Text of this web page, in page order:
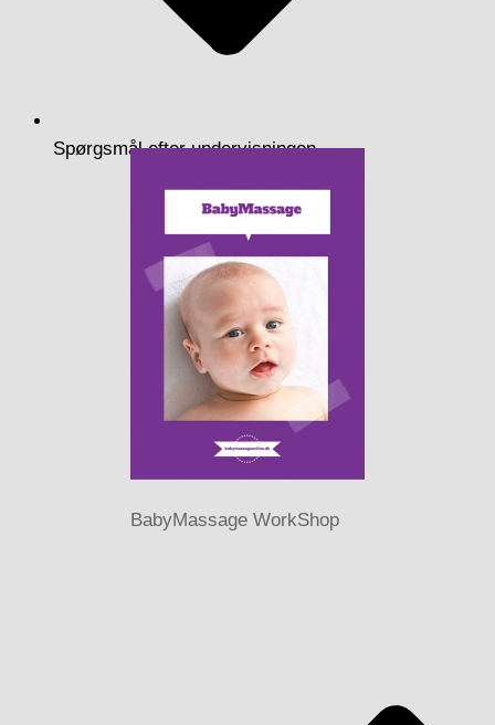
Spørgsmål efter undervisningen
BabyMassage WorkShop